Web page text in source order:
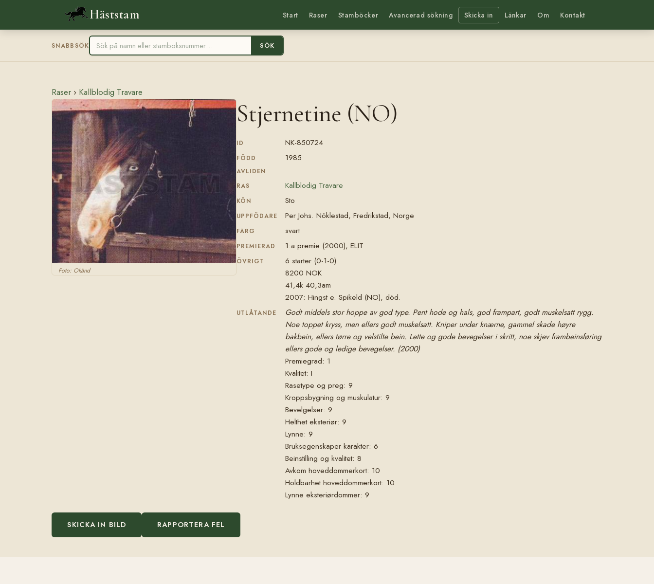
Häststam Start Raser Stamböcker Avancerad sökning Skicka in Länkar Om Kontakt
SNABBSÖK SÖK
Raser › Kallblodig Travare
Foto: Okänd
Stjernetine (NO)
ID NK-850724
FÖDD 1985
AVLIDEN
RAS
Kallblodig Travare
KÖN Sto
UPPFÖDARE Per Johs. Nöklestad, Fredrikstad, Norge
FÄRG svart
PREMIERAD 1:a premie (2000), ELIT
ÖVRIGT
6 starter (0-1-0)
8200 NOK
41,4k 40,3am
2007: Hingst e. Spikeld (NO), död.
UTLÅTANDE
Godt middels stor hoppe av god type. Pent hode og hals, god frampart, godt muskelsatt rygg.
Noe toppet kryss, men ellers godt muskelsatt. Kniper under knærne, gammel skade høyre
bakbein, ellers tørre og velstilte bein. Lette og gode bevegelser i skritt, noe skjev frambeinsføring
ellers gode og ledige bevegelser. (2000)
Premiegrad: 1
Kvalitet: I
Rasetype og preg: 9
Kroppsbygning og muskulatur: 9
Bevelgelser: 9
Helthet eksteriør: 9
Lynne: 9
Bruksegenskaper karakter: 6
Beinstilling og kvalitet: 8
Avkom hoveddommerkort: 10
Holdbarhet hoveddommerkort: 10
Lynne eksteriørdommer: 9
SKICKA IN BILD RAPPORTERA FEL